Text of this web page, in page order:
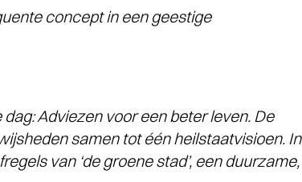
concept in een geestige
Adviezen voor een beter leven. De
samen tot één heilstaatvisioen. In
van ‘de groene stad’, een duurzame,